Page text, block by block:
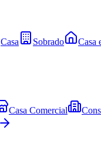
Casa Sobrado Casa
Casa Comercial